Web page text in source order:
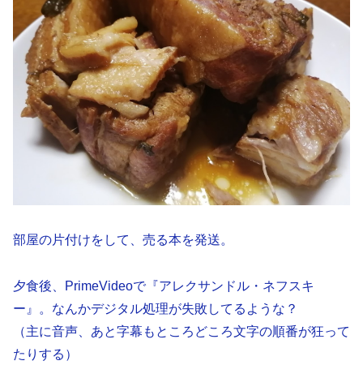
部屋の片付けをして、売る本を発送。
夕食後、PrimeVideoで『アレクサンドル・ネフスキ
ー』。なんかデジタル処理が失敗してるような？
（主に音声、あと字幕もところどころ文字の順番が狂って
たりする）